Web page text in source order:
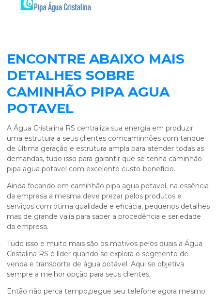
ENCONTRE ABAIXO MAIS
DETALHES SOBRE
CAMINHÃO PIPA AGUA
POTAVEL
A Água Cristalina RS centraliza sua energia em produzir
uma estrutura a seus clientes comcaminhões com tanque
de última geração e estrutura ampla para atender todas as
demandas, tudo isso para garantir que se tenha caminhão
pipa agua potavel com excelente custo-benefício.
Ainda focando em caminhão pipa agua potavel, na essência
da empresa a mesma deve prezar pelos produtos e
serviços com ótima qualidade e eficácia, pequenos detalhes
mas de grande valia para saber a procedência e seriedade
da empresa.
Tudo isso e muito mais são os motivos pelos quais a Água
Cristalina RS é líder quando se explora o segmento de
venda e transporte de água potável. Aqui se objetiva
sempre a melhor opção para seus clientes.
Então não perca tempo,pegue seu telefone agora mesmo